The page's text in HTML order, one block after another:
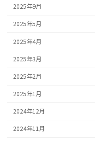
2025年9月
2025年5月
2025年4月
2025年3月
2025年2月
2025年1月
2024年12月
2024年11月